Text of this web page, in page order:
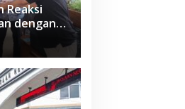
Reaksi
dengan